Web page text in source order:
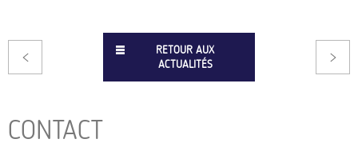
RETOUR AUX
ACTUALITÉS
CONTACT